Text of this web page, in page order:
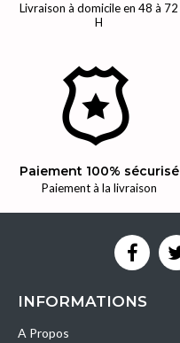
Livraison à domicile en 48 à 72
H
Paiement 100% sécurisé
Paiement à la livraison
INFORMATIONS
A Propos